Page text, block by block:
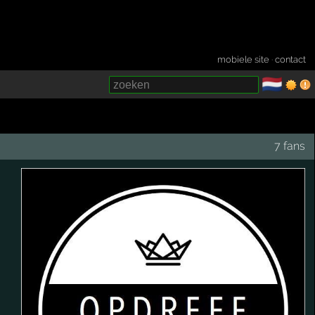
mobiele site ·contact
🇳🇱
7 fans